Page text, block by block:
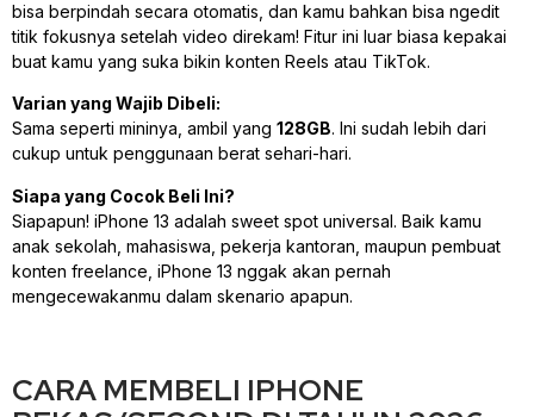
bisa berpindah secara otomatis, dan kamu bahkan bisa ngedit
titik fokusnya setelah video direkam! Fitur ini luar biasa kepakai
buat kamu yang suka bikin konten Reels atau TikTok.
Varian yang Wajib Dibeli:
Sama seperti mininya, ambil yang 128GB. Ini sudah lebih dari
cukup untuk penggunaan berat sehari-hari.
Siapa yang Cocok Beli Ini?
Siapapun! iPhone 13 adalah sweet spot universal. Baik kamu
anak sekolah, mahasiswa, pekerja kantoran, maupun pembuat
konten freelance , iPhone 13 nggak akan pernah
mengecewakanmu dalam skenario apapun.
CARA MEMBELI IPHONE